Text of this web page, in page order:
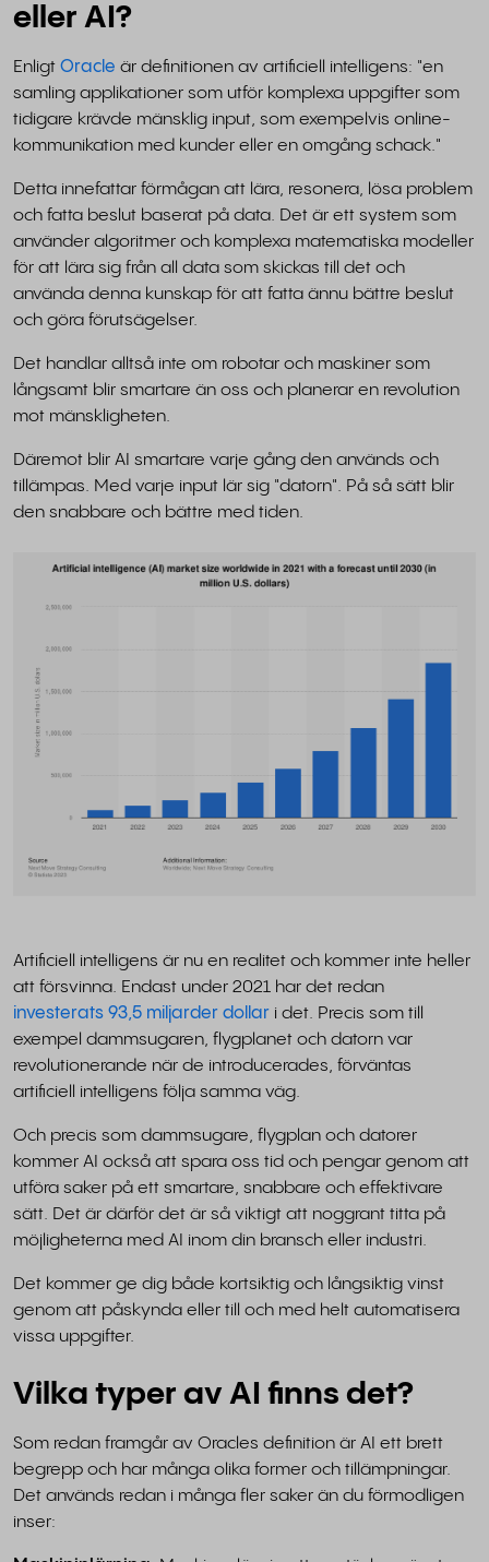
eller AI?
Enligt Oracle är definitionen av artificiell intelligens: "en
samling applikationer som utför komplexa uppgifter som
tidigare krävde mänsklig input, som exempelvis online-
kommunikation med kunder eller en omgång schack."
Detta innefattar förmågan att lära, resonera, lösa problem
och fatta beslut baserat på data. Det är ett system som
använder algoritmer och komplexa matematiska modeller
för att lära sig från all data som skickas till det och
använda denna kunskap för att fatta ännu bättre beslut
och göra förutsägelser.
Det handlar alltså inte om robotar och maskiner som
långsamt blir smartare än oss och planerar en revolution
mot mänskligheten.
Däremot blir AI smartare varje gång den används och
tillämpas. Med varje input lär sig "datorn". På så sätt blir
den snabbare och bättre med tiden.
Artificiell intelligens är nu en realitet och kommer inte heller
att försvinna. Endast under 2021 har det redan
investerats 93,5 miljarder dollar i det. Precis som till
exempel dammsugaren, flygplanet och datorn var
revolutionerande när de introducerades, förväntas
artificiell intelligens följa samma väg.
Och precis som dammsugare, flygplan och datorer
kommer AI också att spara oss tid och pengar genom att
utföra saker på ett smartare, snabbare och effektivare
sätt. Det är därför det är så viktigt att noggrant titta på
möjligheterna med AI inom din bransch eller industri.
Det kommer ge dig både kortsiktig och långsiktig vinst
genom att påskynda eller till och med helt automatisera
vissa uppgifter.
Vilka typer av AI finns det?
Som redan framgår av Oracles definition är AI ett brett
begrepp och har många olika former och tillämpningar.
Det används redan i många fler saker än du förmodligen
inser: